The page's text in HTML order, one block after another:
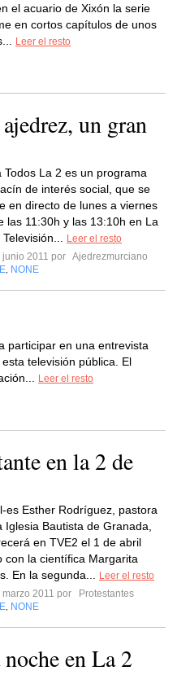
el acuario de Xixón la serie
en cortos capítulos de unos
Leer el resto
un gran
Todos La 2 es un programa
de interés social, que se
en directo de lunes a viernes
las 11:30h y las 13:10h en La
Leer el resto
junio 2011 por Ajedrezmurciano
NONE
participar en una entrevista
televisión pública. El
Leer el resto
en la 2 de
es Esther Rodríguez, pastora
Iglesia Bautista de Granada,
en TVE2 el 1 de abril
con la científica Margarita
En la segunda...
Leer el resto
marzo 2011 por
Protestantes
NONE
en La 2